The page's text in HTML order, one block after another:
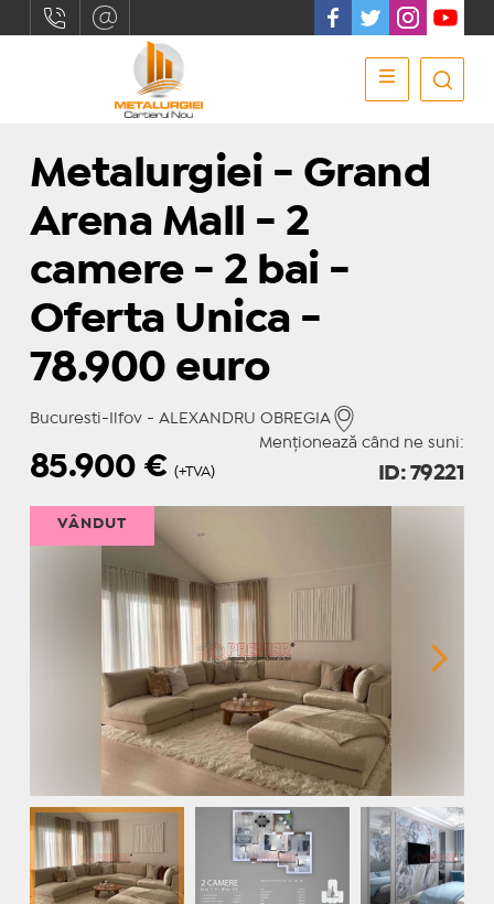
Metalurgiei - Grand
Arena Mall - 2
camere - 2 bai -
Oferta Unica -
78.900 euro
Bucuresti-Ilfov - ALEXANDRU OBREGIA
Menționează când ne suni:
85.900€ (+TVA) ID: 79221
VÂNDUT